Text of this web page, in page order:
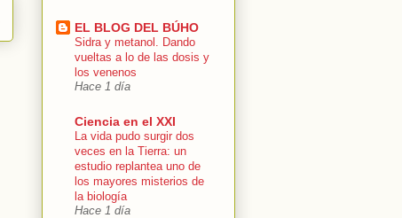
EL BLOG DEL BÚHO
Sidra y metanol. Dando
vueltas a lo de las dosis y
los venenos
Hace 1 día
Ciencia en el XXI
La vida pudo surgir dos
veces en la Tierra: un
estudio replantea uno de
los mayores misterios de
la biología
Hace 1 día